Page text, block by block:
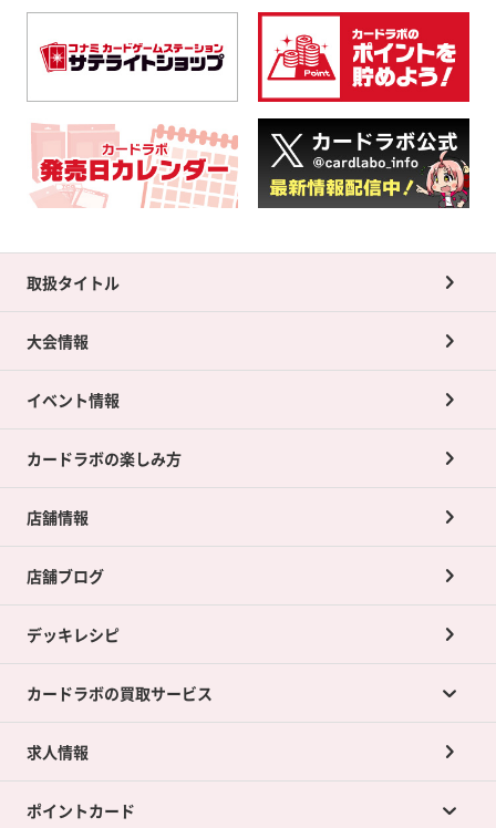
取扱タイトル
大会情報
イベント情報
カードラボの楽しみ方
店舗情報
店舗ブログ
デッキレシピ
カードラボの買取サービス
カードラボの買取サービスTOP
店舗買取について
求人情報
ポイントカード